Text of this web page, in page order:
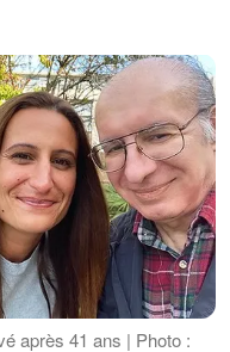
après 41 ans | Photo :